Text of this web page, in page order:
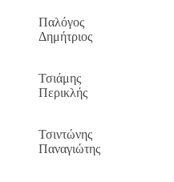
Παλόγος
Δημήτριος
Τσιάμης
Περικλής
Τσιντώνης
Παναγιώτης